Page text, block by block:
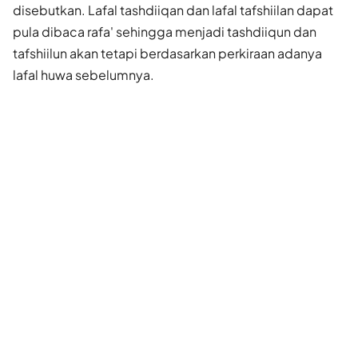
disebutkan. Lafal tashdiiqan dan lafal tafshiilan dapat
pula dibaca rafa' sehingga menjadi tashdiiqun dan
tafshiilun akan tetapi berdasarkan perkiraan adanya
lafal huwa sebelumnya.